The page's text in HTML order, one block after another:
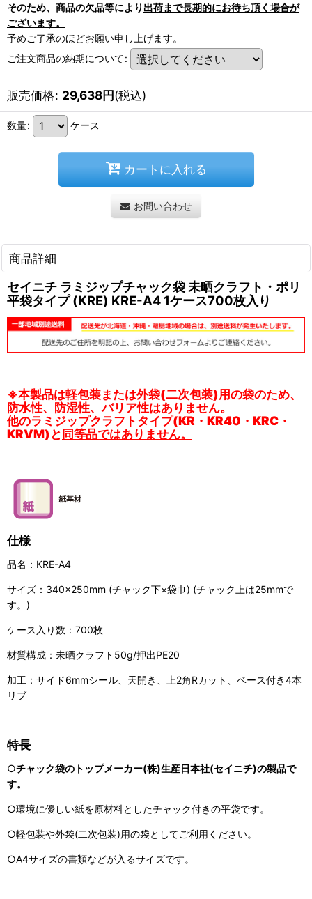
そのため、商品の欠品等により 出荷まで長期的にお待ち頂く場合が
ございます。
予めご了承のほどお願い申し上げます。
ご注文商品の納期について:
販売価格: 29,638円(税込)
数量: ケース
カートに入れる
お問い合わせ
商品詳細
セイニチ ラミジップチャック袋 未晒クラフト・ポリ
平袋タイプ (KRE) KRE-A4 1ケース700枚入り
※本製品は軽包装または外袋(二次包装)用の袋のため、
防水性、防湿性、バリア性はありません。
他のラミジップクラフトタイプ(KR・KR40・KRC・
KRVM)と同等品ではありません。
仕様
品名：KRE-A4
サイズ：340×250mm (チャック下×袋巾) (チャック上は25mmで
す。)
ケース入り数：700枚
材質構成：未晒クラフト50g/押出PE20
加工：サイド6mmシール、天開き、上2角Rカット、ベース付き4本
リブ
特長
○チャック袋のトップメーカー(株)生産日本社(セイニチ)の製品で
す。
○環境に優しい紙を原材料としたチャック付きの平袋です。
○軽包装や外袋(二次包装)用の袋としてご利用ください。
○A4サイズの書類などが入るサイズです。